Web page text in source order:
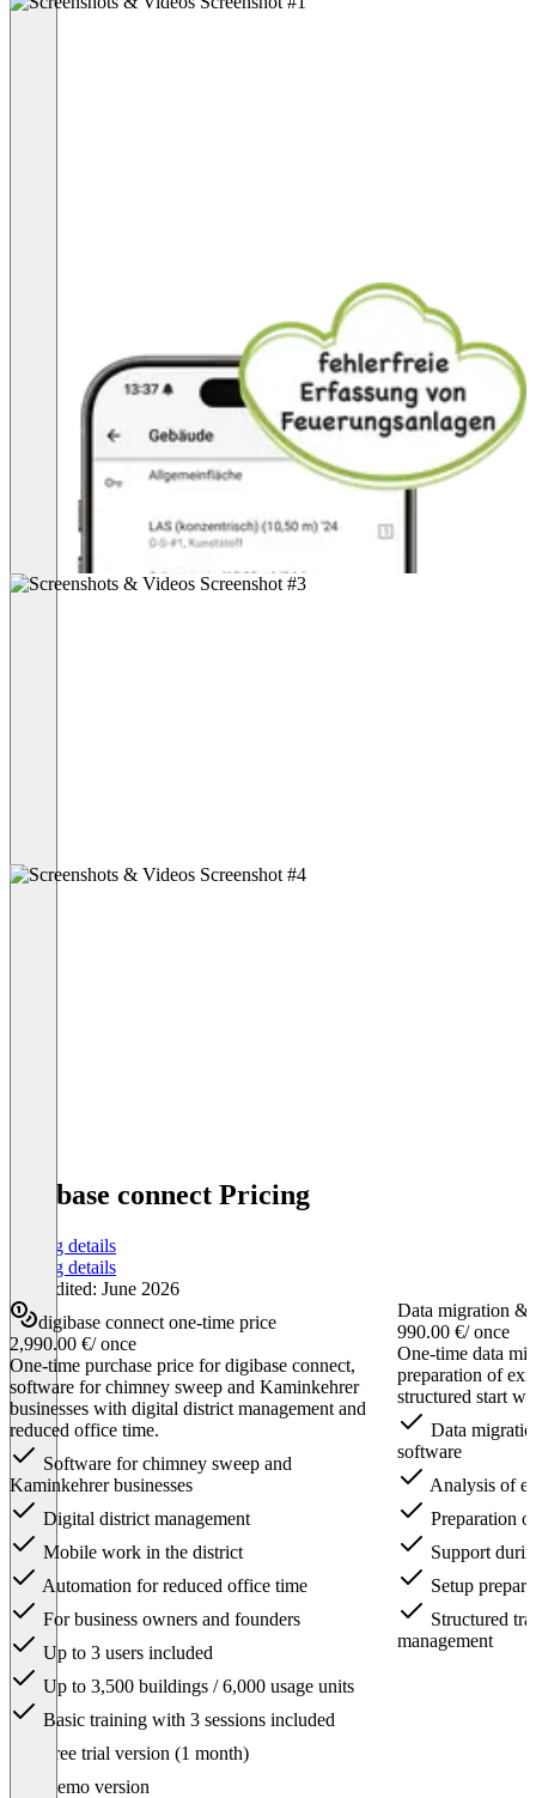
digibase connect Pricing
Pricing details
Pricing details
Last edited: June 2026
digibase connect one-time price
2,990.00 €/ once
One-time purchase price for digibase connect,
software for chimney sweep and Kaminkehrer
businesses with digital district management and
reduced office time.
Software for chimney sweep and
Kaminkehrer businesses
Digital district management
Mobile work in the district
Automation for reduced office time
For business owners and founders
Up to 3 users included
Up to 3,500 buildings / 6,000 usage units
Basic training with 3 sessions included
Data migration &
990.00 €/ once
One-time data
preparation of
structured start
Data
software
Analysis of
Preparation
Support
Setup
Structured
management
Free trial version (1 month)
Demo version